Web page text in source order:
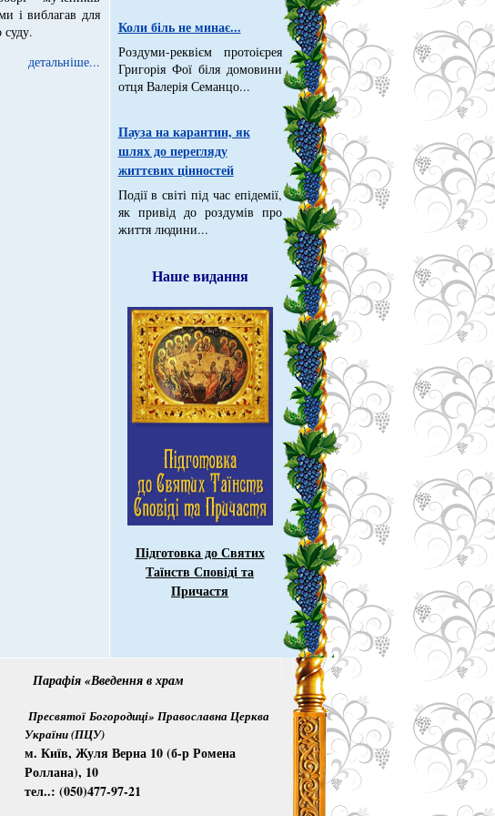
і виблагав для
детальніше...
Коли біль не минає...
Роздуми-реквієм протоієрея
Григорія Фої біля домовини
отця Валерія Семанцо...
Пауза на карантин, як
шлях до перегляду
життєвих цінностей
Події в світі під час епідемії,
як привід до роздумів про
життя людини...
Наше видання
Підготовка до Святих
Таїнств Сповіді та
Причастя
Парафія «Введення в храм
Пресвятої Богородиці» Православна Церква
України (ПЦУ)
м. Київ, Жуля Верна 10 (б-р Ромена
Роллана), 10
тел..: (050)477-97-21